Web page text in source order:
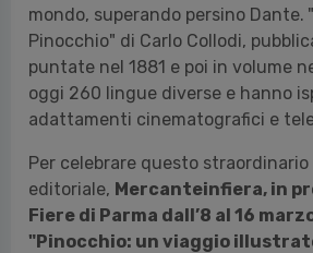
mondo, superando persino Dante.
Pinocchio" di Carlo Collodi,
puntate nel 1881 e poi in volume
oggi 260 lingue diverse e hanno
adattamenti cinematografici e
Per celebrare questo
editoriale, Mercanteinfiera, in
Fiere di Parma dall’8 al 16
"Pinocchio: un viaggio